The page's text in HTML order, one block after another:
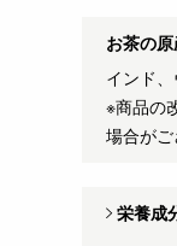
お茶の
インド
※商品の
場合がご
栄養成